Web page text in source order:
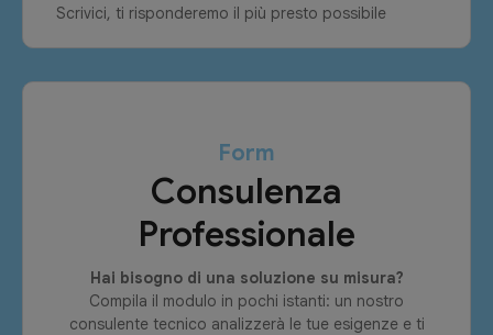
Scrivici, ti risponderemo il più presto possibile
Form
Consulenza
Professionale
Hai bisogno di una soluzione su misura?
Compila il modulo in pochi istanti: un nostro
consulente tecnico analizzerà le tue esigenze e ti